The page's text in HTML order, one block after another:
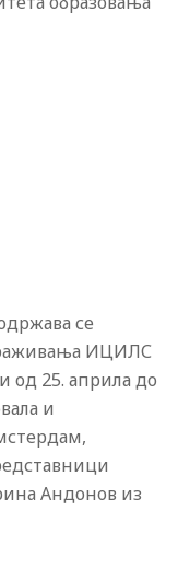
се
ИЦИЛС
од 25. априла до
и
Андонов из